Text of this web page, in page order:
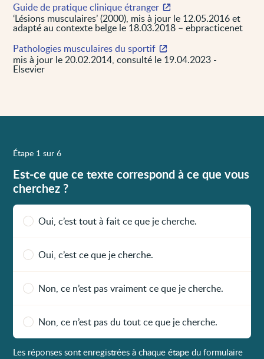
Guide de pratique clinique étranger
‘Lésions musculaires’ (2000), mis à jour le 12.05.2016 et
adapté au contexte belge le 18.03.2018 – ebpracticenet
Pathologies musculaires du sportif
mis à jour le 20.02.2014, consulté le 19.04.2023 -
Elsevier
Étape 1 sur 6
Est-ce que ce texte correspond à ce que vous
cherchez ?
Oui, c’est tout à fait ce que je cherche.
Oui, c’est ce que je cherche.
Non, ce n’est pas vraiment ce que je cherche.
Non, ce n’est pas du tout ce que je cherche.
Les réponses sont enregistrées à chaque étape du formulaire